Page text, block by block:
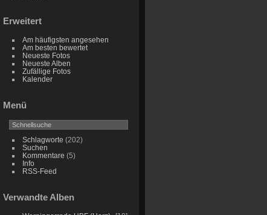
Erweitert
Am häufigsten angesehen
Am besten bewertet
Neueste Fotos
Neueste Alben
Zufällige Fotos
Kalender
Menü
Schlagworte (202)
Suchen
Kommentare (5)
Info
RSS-Feed
Verwandte Alben